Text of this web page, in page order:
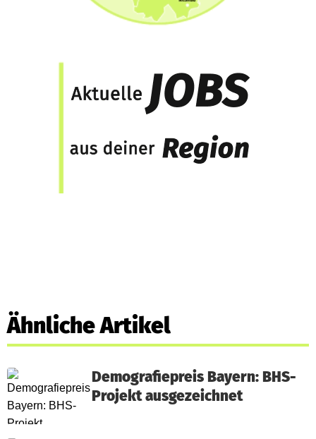
Ähnliche Artikel
Demografiepreis Bayern: BHS-
Projekt ausgezeichnet